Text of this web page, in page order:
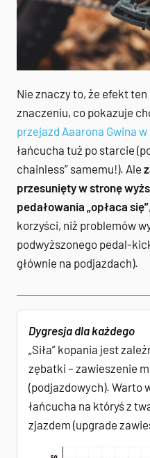
Nie znaczy to, że efekt
znaczeniu, co pokazuje
przejazd Aaarona Gwina
łańcucha tuż po starcie
chainless” samemu!). Ale
przesunięty w stronę
pedałowania „opłaca się”
korzyści, niż problemów
podwyższonego pedal-
głównie na podjazdach).
Dygresja dla każdego
„Siła” kopania jest
zębatki – zawieszenie
(podjazdowych). Warto
łańcucha na któryś z
zjazdem (upgrade